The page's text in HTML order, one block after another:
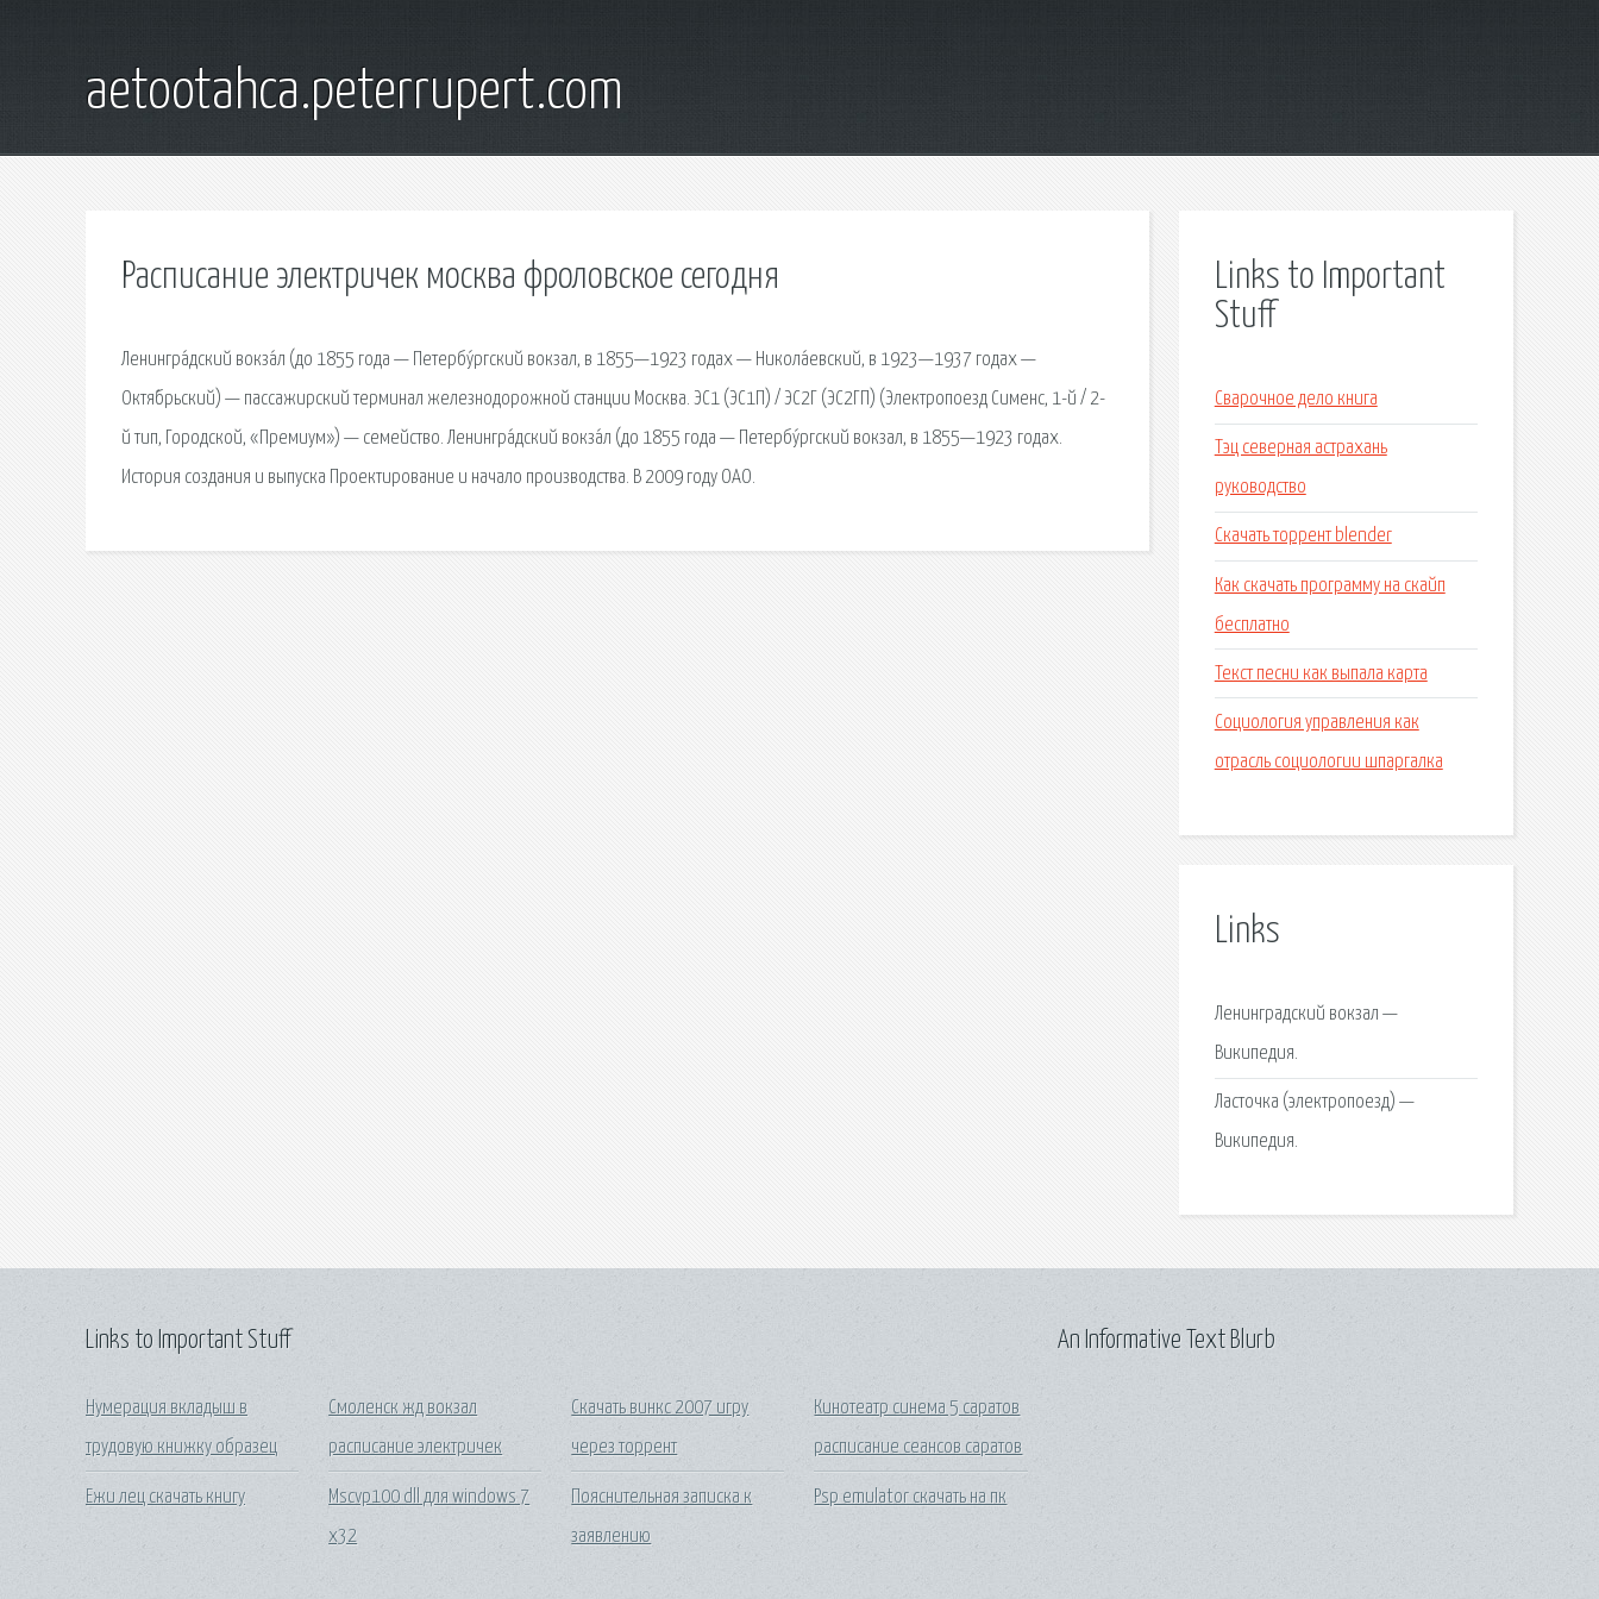
aetootahca.peterrupert.com
Расписание электричек москва фроловское сегодня
Ленингра́дский вокза́л (до 1855 года — Петербу́ргский вокзал, в 1855—1923 годах — Никола́евский, в 1923—1937 годах —
Октя́брьский) — пассажирский терминал железнодорожной станции Москва. ЭС1 (ЭС1П) / ЭС2Г (ЭС2ГП) (Электропоезд Сименс, 1-й / 2-
й тип, Городской, «Премиум») — семейство. Ленингра́дский вокза́л (до 1855 года — Петербу́ргский вокзал, в 1855—1923 годах.
История создания и выпуска Проектирование и начало производства. В 2009 году ОАО.
Links to Important
Stuff
Сварочное дело книга
Тэц северная астрахань
руководство
Скачать торрент blender
Как скачать программу на скайп
бесплатно
Текст песни как выпала карта
Социология управления как
отрасль социологии шпаргалка
Links
Ленинградский вокзал —
Википедия.
Ласточка (электропоезд) —
Википедия.
Links to Important Stuff
Нумерация вкладыш в
трудовую книжку образец
Ежи лец скачать книгу
Смоленск жд вокзал
расписание электричек
Mscvp100 dll для windows 7
x32
Скачать винкс 2007 игру
через торрент
Пояснительная записка к
заявлению
Кинотеатр синема 5 саратов
расписание сеансов саратов
Psp emulator скачать на пк
An Informative Text Blurb